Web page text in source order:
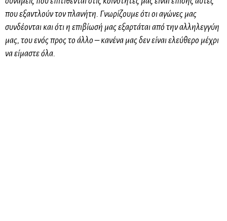
που εξαντλούν τον πλανήτη. Γνωρίζουμε ότι οι αγώνες μας
συνδέονται και ότι η επιβίωσή μας εξαρτάται από την αλληλεγγύη
μας, του ενός προς το άλλο – κανένα μας δεν είναι ελεύθερο μέχρι
να είμαστε όλα.